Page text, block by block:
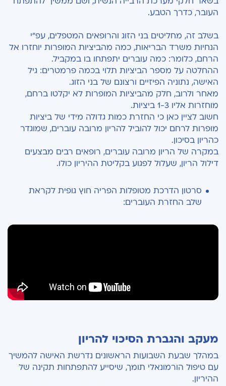
העובר, כדרך הטבע.
בשלב זה, מחליטים בני הזוג והרופאים המטפלים, עפ"י
הנחיות משרד הבריאות, כמה מהביציות המופרות יוחזרו אל
הרחם, כלומר: כמה עוברים יתפתחו בו במקביל.
ההחלטה על מספר הביציות תלוי בכמה פרמטרים: גיל
האישה, נתוניה הפיזיים ורצונם של בני הזוג.
מאחר ולרוב, חלק מהביציות המופרות לא יקלטו ברחם,
מוחזרות אליו 1-3 ביציות.
חשוב לציין כאן כי החזרת כמות גדולה מידי של ביציות
מופרות לרחם יכול להוביל להריון מרובה עוברים, שמוגדר
כהריון בסיכון.
במקרה של הריון מרובה עוברים, רופאים רבים מבצעים
דילול הריון, שעלול לפגוע בקליטת ההיריון כולו.
סרטון הדרכת מטופלות הפריה חוץ גופית לקראת
שלב החזרת העוברים:
מעקב והגברת הסיכוי להריון
במהלך שבעת השבועות הראשונים נדרשת האישה להמשיך
עם טיפול הורמונאלי תומך, שיסייע להתפתחות תקינה של
ההיריון.